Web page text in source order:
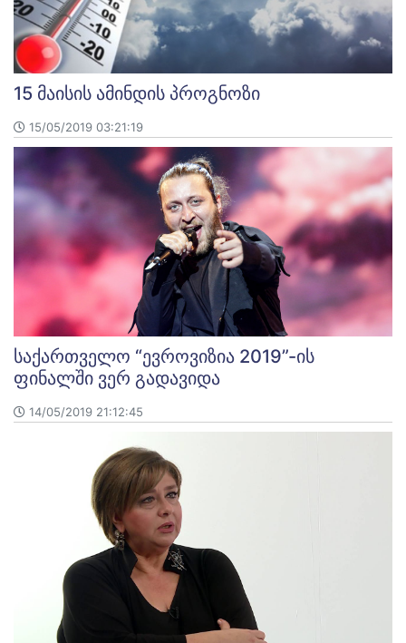
15 მაისის ამინდის პროგნოზი
15/05/2019 03:21:19
საქართველო “ევროვიზია 2019”-ის
ფინალში ვერ გადავიდა
14/05/2019 21:12:45